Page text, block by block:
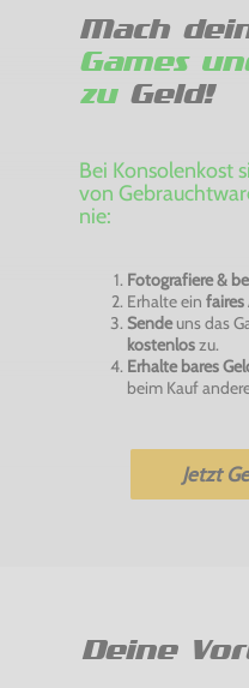
Mach
Games
zuGeld!
Bei Konsolenkost
von
nie:
Fotografiere &
Erhalte ein
Sendeuns das
kostenloszu.
Erhalte bares
beim Kauf
Jetzt
Deine